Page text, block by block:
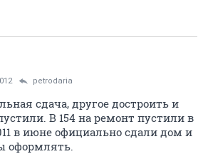
petrodaria
сдача, другое достроить и
В 154 на ремонт пустили в
в июне официально сдали дом и
оформлять.